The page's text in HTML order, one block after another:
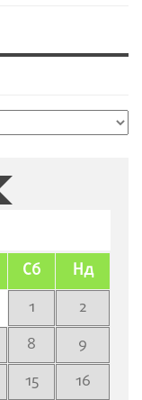
Сб Нд
1
2
8
9
15
16